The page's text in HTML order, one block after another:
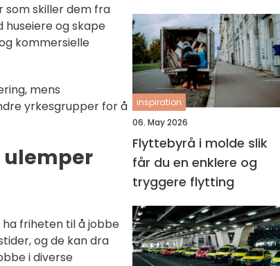
som skiller dem fra
og skape
kommersielle
mens
yrkesgrupper for å
ulemper
friheten til å jobbe
og de kan dra
i diverse
inspiration
06. May 2026
Flyttebyrå i molde slik
får du en enklere og
tryggere flytting